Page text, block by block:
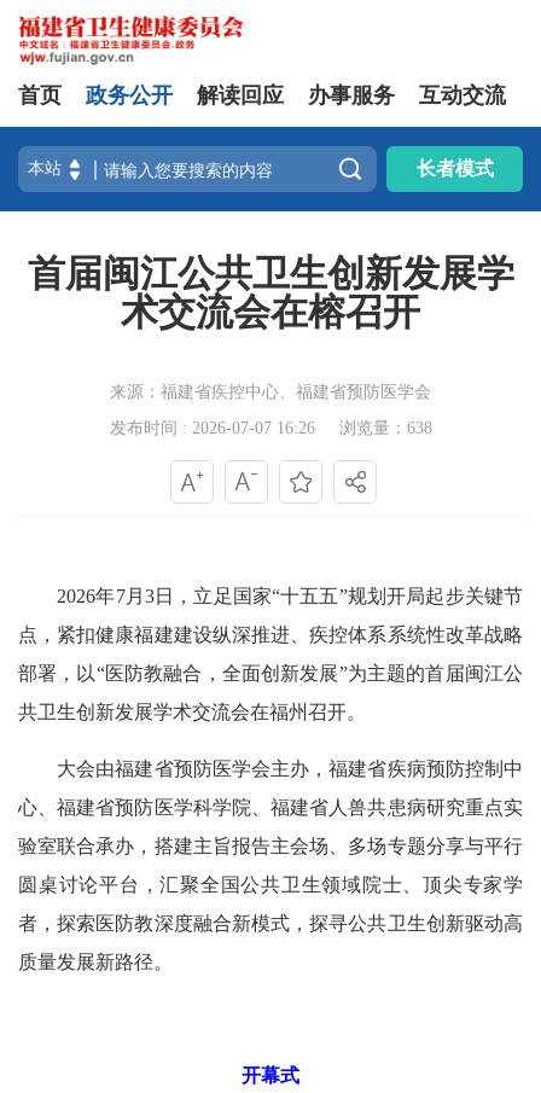
首页 政务公开 解读回应 办事服务 互动交流
 长者模式
首届闽江公共卫生创新发展学
术交流会在榕召开
来源：福建省疾控中心、福建省预防医学会
发布时间 : 2026-07-07 16:26
浏览量：638
2026年7月3日，立足国家“十五五”规划开局起步关键节
点，紧扣健康福建建设纵深推进、疾控体系系统性改革战略
部署，以“医防教融合，全面创新发展”为主题的首届闽江公
共卫生创新发展学术交流会在福州召开。
大会由福建省预防医学会主办，福建省疾病预防控制中
心、福建省预防医学科学院、福建省人兽共患病研究重点实
验室联合承办，搭建主旨报告主会场、多场专题分享与平行
圆桌讨论平台，汇聚全国公共卫生领域院士、顶尖专家学
者，探索医防教深度融合新模式，探寻公共卫生创新驱动高
质量发展新路径。
开幕式